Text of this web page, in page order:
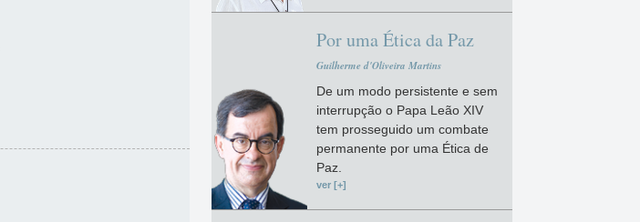
Por uma Ética da Paz
Guilherme d'Oliveira Martins
De um modo persistente e sem
interrupção o Papa Leão XIV
tem prosseguido um combate
permanente por uma Ética de
Paz.
ver [+]